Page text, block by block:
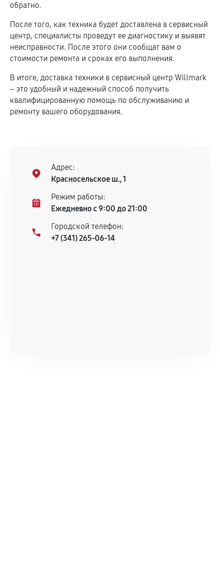
обратно.
После того, как техника будет доставлена в сервисный
центр, специалисты проведут ее диагностику и выявят
неисправности. После этого они сообщат вам о
стоимости ремонта и сроках его выполнения.
В итоге, доставка техники в сервисный центр Willmark
– это удобный и надежный способ получить
квалифицированную помощь по обслуживанию и
ремонту вашего оборудования.
Адрес:
Красносельское ш., 1
Режим работы:
Ежедневно с 9:00 до 21:00
Городской телефон:
+7 (341) 265-06-14